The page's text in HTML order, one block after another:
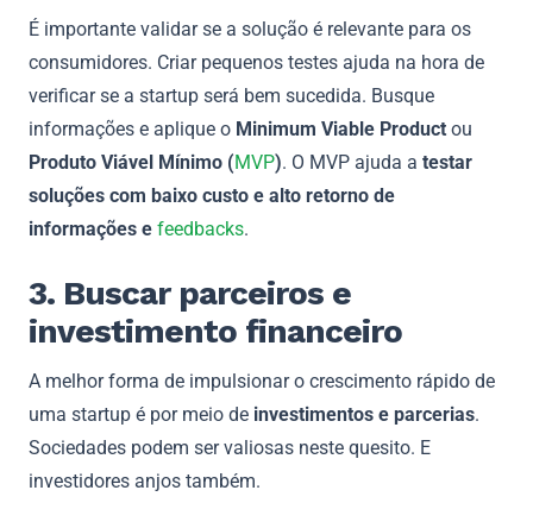
É importante validar se a solução é relevante para os
consumidores. Criar pequenos testes ajuda na hora de
verificar se a startup será bem sucedida. Busque
informações e aplique o Minimum Viable Product ou
Produto Viável Mínimo (MVP). O MVP ajuda a testar
soluções com baixo custo e alto retorno de
informações e feedbacks.
3. Buscar parceiros e
investimento financeiro
A melhor forma de impulsionar o crescimento rápido de
uma startup é por meio de investimentos e parcerias.
Sociedades podem ser valiosas neste quesito. E
investidores anjos também.